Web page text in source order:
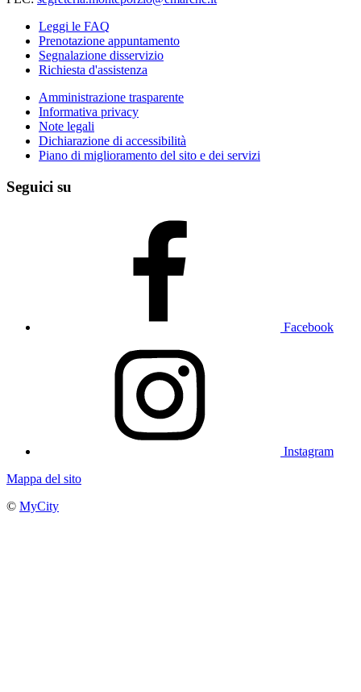
Leggi le FAQ
Prenotazione appuntamento
Segnalazione disservizio
Richiesta d'assistenza
Amministrazione trasparente
Informativa privacy
Note legali
Dichiarazione di accessibilità
Piano di miglioramento del sito e dei servizi
Seguici su
Facebook
Instagram
Mappa del sito
© MyCity